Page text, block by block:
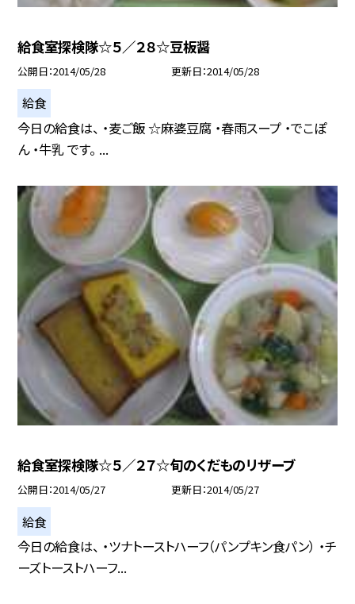
給食室探検隊☆５／２８☆豆板醤
公開日 2014/05/28 更新日 2014/05/28
給食
今日の給食は、 ・麦ご飯 ☆麻婆豆腐 ・春雨スープ ・でこぽ
ん ・牛乳 です。 ...
給食室探検隊☆５／２７☆旬のくだものリザーブ
公開日 2014/05/27 更新日 2014/05/27
給食
今日の給食は、 ・ツナトーストハーフ（パンプキン食パン） ・チ
ーズトーストハーフ...